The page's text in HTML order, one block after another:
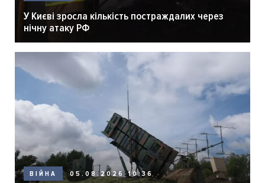
У Києві зросла кількість постраждалих через
нічну атаку РФ
ВІЙНА 05.08.2026 10:36